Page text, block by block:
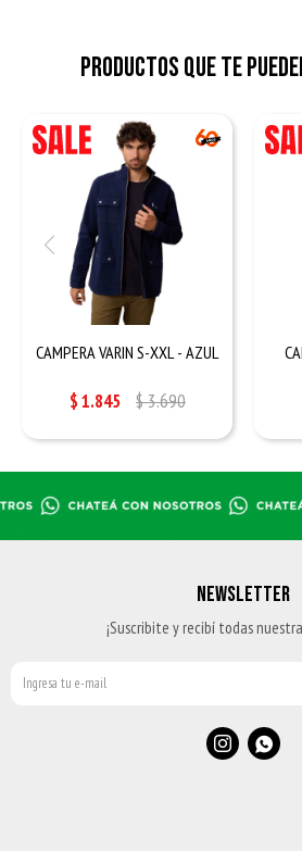
Productos que te
CAMPERA VARIN S-XXL - AZUL
$1.845 $3.690
NEWSLETTER
¡Suscribite y recibí todas
 